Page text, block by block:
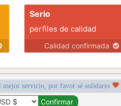
Serio
perfiles de calidad
Calidad confirmada
mejor servicio, por favor sé solidario